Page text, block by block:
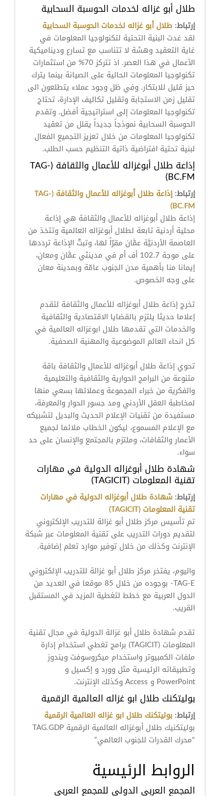
طلال أبو غزاله لخدمات الحوسبة السحابية
إرتباط: طلال أبو غزاله لخدمات الحوسبة السحابية
لقد غدت البنية التحتية لتكنولوجيا المعلومات في
غاية التعقيد وهشة لا تتناسب مع تسارع وديناميكية
الأعمال في هذا العصر. اذ تتركز 70% من استثمارات
تكنولوجيا المعلومات الحالية على الصيانة بينما يترك
حيز قليل للابتكار. وفي ظل وجود عملاء يتطلعون الى
تقليل زمن الاستجابة وتقليل تكاليف الإدارة، تحتاج
تكنولوجيا المعلومات إلى استراتيجية أفضل. وتقدم
الحوسبة السحابية نموذجاً جديداً يقلل من تعقيد
تكنولوجيا المعلومات من خلال تعزيز التجميع الفعال
لبنية تحتية افتراضية ذاتية التنظيم حسب الطلب.
إذاعة طلال أبوغزاله للأعمال والثقافة (TAG-
BC.FM)
إرتباط:
إذاعة طلال أبوغزاله للأعمال والثقافة (TAG-
BC.FM)
إذاعة طلال أبوغزاله للأعمال والثقافة هي إذاعة
محلية أردنية تابعة لطلال أبوغزاله العالمية وتتخذ من
العاصمة الأردنيَّة عمَّان مقرّاً لها، وتبثّ الإذاعة ترددها
على موجة 102.7 أف أم في مدينتَي عمَّان ومعان،
إيمانا منا بأهمية مدن الجنوب عامّة وبمدينة معان
على وجه الخصوص.
تخرج إذاعة طلال أبوغزاله للأعمال والثقافة لتقدم
إعلاما حديثا يلتزم بالقضايا الاقتصادية والثقافية
والخدمات التي تقدمها طلال ابوغزاله العالمية في
كل انحاء العالم الموضوعية والمهنية الصحفية.
تحوي إذاعة طلال أبوغزاله للأعمال والثقافة باقة
متنوعة من البرامج الحوارية والثقافية والتعليمية
والفكرية من خبراء المجموعة وعملائها بسعي منها
لمخاطبة العقل الأردني ومد جسور الحوار والمعرفة،
مستفيدة من تقنيات الإعلام الحديث والبديل لتشبيكه
مع الإعلام المسموع، ليكون الخطاب ملائما لجميع
الأعمار والثقافات، وملتزم بالمجتمع والإنسان على حد
سواء.
شهادة طلال أبوغزاله الدولية في مهارات
تقنية المعلومات (TAGICIT)
إرتباط: شهادة طلال أبوغزاله الدولية في مهارات
تقنية المعلومات (TAGICIT)
تم تأسيس مركز طلال أبو غزالة للتدريب الإلكتروني
لتقديم دورات التدريب على تقنية المعلومات عبر شبكة
الإنترنت وكذلك من خلال توفير موارد تعلم إضافية.
واليوم، يفتخر مركز طلال أبو غزالة للتدريب الإلكتروني
TAG-E- بوجوده من خلال 85 موقعا في العديد من
الدول العربية مع خطط لتغطية المزيد في المستقبل
القريب.
تقدم شهادة طلال أبو غزالة الدولية في مجال تقنية
المعلومات (TAGICIT) برامج تغطي استخدام إدارة
ملفات الكمبيوتر واستخدام ميكروسوفت ويندوز
وتطبيقاته الرئيسية مثل وورد و إكسيل و
PowerPoint و Access وكذلك الإنترنت.
بوليتكنك طلال ابو غزاله العالمية الرقمية
إرتباط: بوليتكنك طلال ابو غزاله العالمية الرقمية
بوليتكنيك طلال أبوغزاله العالمية الرقمية TAG.GDP
"محرك القدرات للجنوب العالمي"
الروابط الرئيسية
المجمع العربي الدولي للمجمع العربي